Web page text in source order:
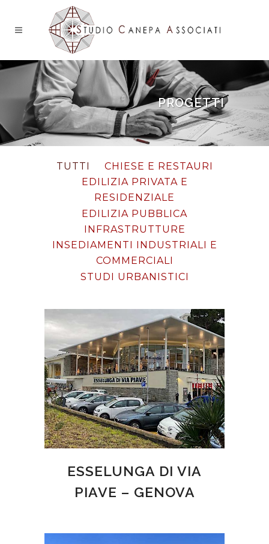
PROGETTI
TUTTI
CHIESE E RESTAURI
EDILIZIA PRIVATA E
RESIDENZIALE
EDILIZIA PUBBLICA
INFRASTRUTTURE
INSEDIAMENTI INDUSTRIALI E
COMMERCIALI
STUDI URBANISTICI
ESSELUNGA DI VIA
PIAVE – GENOVA